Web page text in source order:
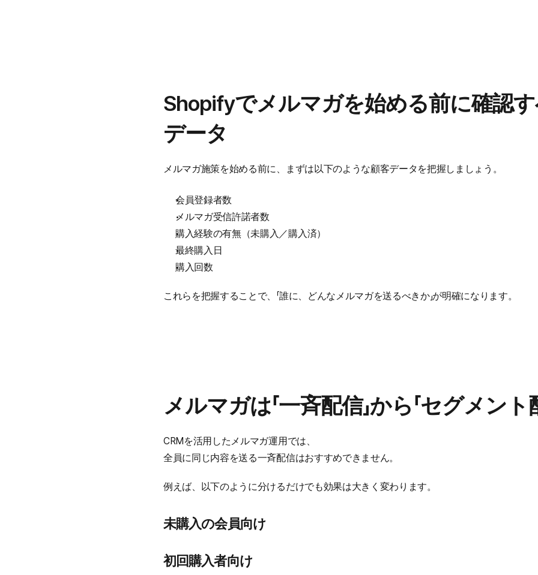
Shopifyでメルマガを始める前に確認
データ
メルマガ施策を始める前に、まずは以下のような顧客データを把握しましょう。
会員登録者数
メルマガ受信許諾者数
購入経験の有無（未購入／購入済）
最終購入日
購入回数
これらを把握することで、「誰に、どんなメルマガを送るべきか」が明確になります。
メルマガは「一斉配信」から「セグメント
CRMを活用したメルマガ運用では、
全員に同じ内容を送る一斉配信はおすすめできません。
例えば、以下のように分けるだけでも効果は大きく変わります。
未購入の会員向け
初回購入者向け